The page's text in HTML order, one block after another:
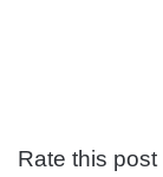
Rate this post